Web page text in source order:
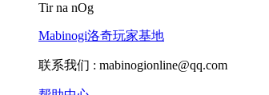
Tir na nOg
Mabinogi洛奇玩家基地
联系我们 : mabinogionline@qq.com